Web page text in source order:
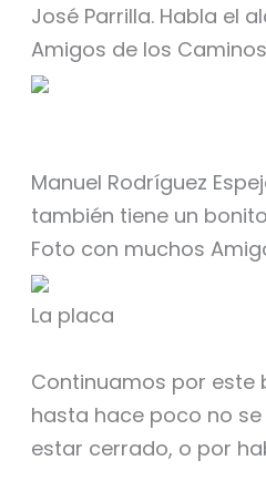
José Parrilla. Habla el
Amigos de los Caminos
Manuel Rodríguez
también tiene un
Foto con muchos
La placa
Continuamos por este
hasta hace poco no
estar cerrado, o por